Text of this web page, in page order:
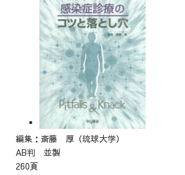
編集：斎藤 厚（琉球大学）
AB判 並製
260頁